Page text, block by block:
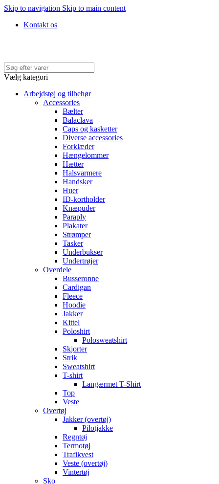
Skip to navigation Skip to main content
Kontakt os
Vælg kategori
Arbejdstøj og tilbehør
Accessories
Bælter
Balaclava
Caps og kasketter
Diverse accessories
Forklæder
Hængelommer
Hætter
Halsvarmere
Handsker
Huer
ID-kortholder
Knæpuder
Paraply
Plakater
Strømper
Tasker
Underbukser
Undertrøjer
Overdele
Busseronne
Cardigan
Fleece
Hoodie
Jakker
Kittel
Poloshirt
Polosweatshirt
Skjorter
Strik
Sweatshirt
T-shirt
Langærmet T-Shirt
Top
Veste
Overtøj
Jakker (overtøj)
Pilotjakke
Regntøj
Termotøj
Trafikvest
Veste (overtøj)
Vintertøj
Sko